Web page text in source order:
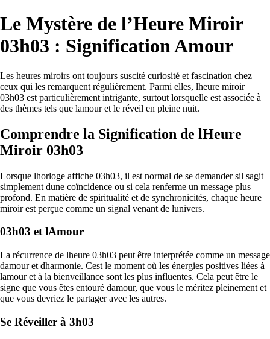
Le Mystère de l’Heure Miroir
03h03 : Signification Amour
Les heures miroirs ont toujours suscité curiosité et fascination chez
ceux qui les remarquent régulièrement. Parmi elles, lheure miroir
03h03 est particulièrement intrigante, surtout lorsquelle est associée à
des thèmes tels que lamour et le réveil en pleine nuit.
Comprendre la Signification de lHeure
Miroir 03h03
Lorsque lhorloge affiche 03h03, il est normal de se demander sil sagit
simplement dune coïncidence ou si cela renferme un message plus
profond. En matière de spiritualité et de synchronicités, chaque heure
miroir est perçue comme un signal venant de lunivers.
03h03 et lAmour
La récurrence de lheure 03h03 peut être interprétée comme un message
damour et dharmonie. Cest le moment où les énergies positives liées à
lamour et à la bienveillance sont les plus influentes. Cela peut être le
signe que vous êtes entouré damour, que vous le méritez pleinement et
que vous devriez le partager avec les autres.
Se Réveiller à 3h03